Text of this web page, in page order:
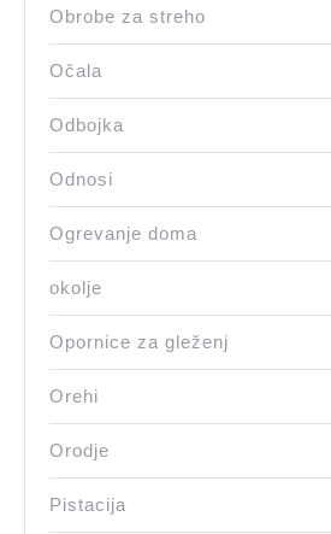
Obrobe za streho
Očala
Odbojka
Odnosi
Ogrevanje doma
okolje
Opornice za gleženj
Orehi
Orodje
Pistacija